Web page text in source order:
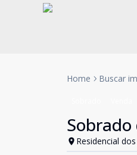
Home Buscar
Residencial